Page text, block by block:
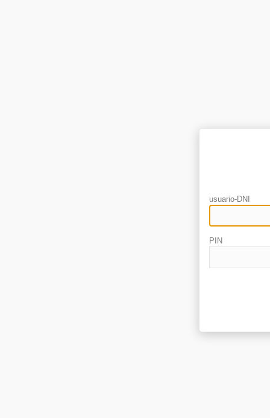
usuario-DNI
PIN